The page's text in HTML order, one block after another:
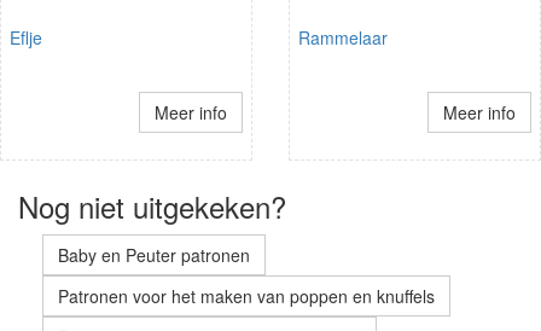
Eflje
Meer info
Rammelaar
Meer info
Nog niet uitgekeken?
Baby en Peuter patronen
Patronen voor het maken van poppen en knuffels